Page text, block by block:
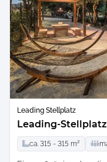
Leading Stellplatz
Leading-Stellplatz
ca. 315 - 315 m²